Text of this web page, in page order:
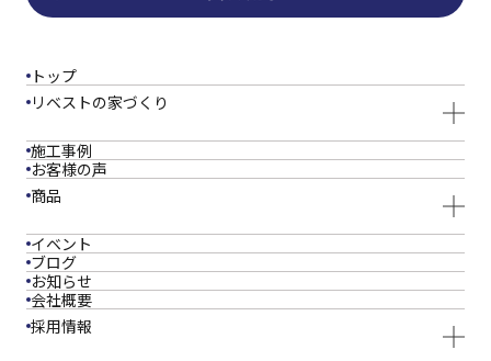
トップ
リベストの家づくり
施工事例
お客様の声
商品
イベント
ブログ
お知らせ
会社概要
採用情報